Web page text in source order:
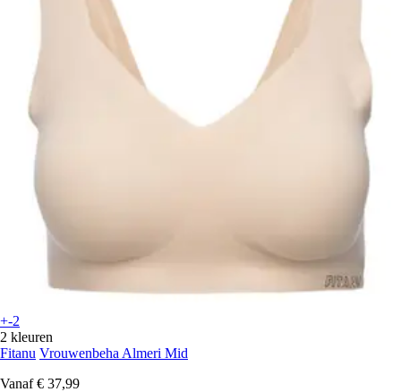
+-2
2 kleuren
Fitanu Vrouwenbeha Almeri Mid
Vanaf € 37,99